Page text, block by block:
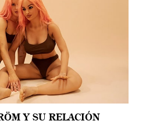
Y SU RELACIÓN